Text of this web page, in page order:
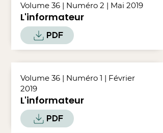
Volume 36 | Numéro 2 | Mai 2019
L'informateur
PDF
Volume 36 | Numéro 1 | Février
2019
L'informateur
PDF